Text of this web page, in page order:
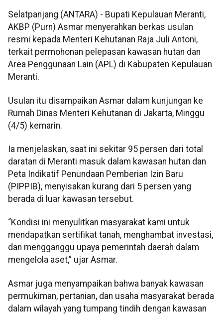
Selatpanjang (ANTARA) - Bupati Kepulauan Meranti,
AKBP (Purn) Asmar menyerahkan berkas usulan
resmi kepada Menteri Kehutanan Raja Juli Antoni,
terkait permohonan pelepasan kawasan hutan dan
Area Penggunaan Lain (APL) di Kabupaten Kepulauan
Meranti.
Usulan itu disampaikan Asmar dalam kunjungan ke
Rumah Dinas Menteri Kehutanan di Jakarta, Minggu
(4/5) kemarin.
Ia menjelaskan, saat ini sekitar 95 persen dari total
daratan di Meranti masuk dalam kawasan hutan dan
Peta Indikatif Penundaan Pemberian Izin Baru
(PIPPIB), menyisakan kurang dari 5 persen yang
berada di luar kawasan tersebut.
“Kondisi ini menyulitkan masyarakat kami untuk
mendapatkan sertifikat tanah, menghambat investasi,
dan mengganggu upaya pemerintah daerah dalam
mengelola aset,” ujar Asmar.
Asmar juga menyampaikan bahwa banyak kawasan
permukiman, pertanian, dan usaha masyarakat berada
dalam wilayah yang tumpang tindih dengan kawasan